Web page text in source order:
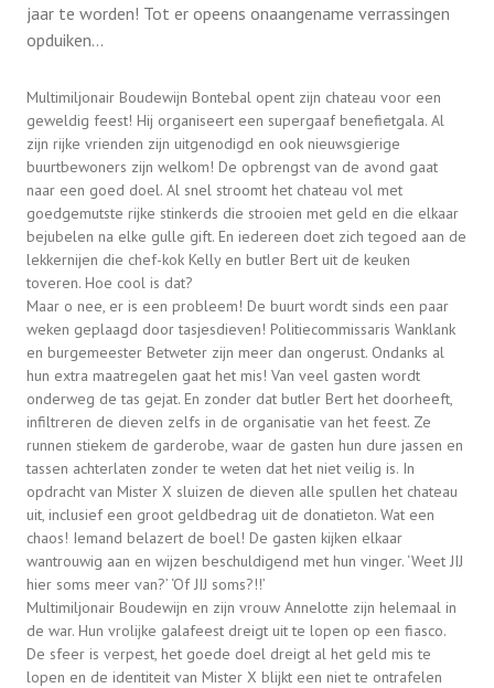
jaar te worden! Tot er opeens onaangename verrassingen
opduiken…
Multimiljonair Boudewijn Bontebal opent zijn chateau voor een
geweldig feest! Hij organiseert een supergaaf benefietgala. Al
zijn rijke vrienden zijn uitgenodigd en ook nieuwsgierige
buurtbewoners zijn welkom! De opbrengst van de avond gaat
naar een goed doel. Al snel stroomt het chateau vol met
goedgemutste rijke stinkerds die strooien met geld en die elkaar
bejubelen na elke gulle gift. En iedereen doet zich tegoed aan de
lekkernijen die chef-kok Kelly en butler Bert uit de keuken
toveren. Hoe cool is dat?
Maar o nee, er is een probleem! De buurt wordt sinds een paar
weken geplaagd door tasjesdieven! Politiecommissaris Wanklank
en burgemeester Betweter zijn meer dan ongerust. Ondanks al
hun extra maatregelen gaat het mis! Van veel gasten wordt
onderweg de tas gejat. En zonder dat butler Bert het doorheeft,
infiltreren de dieven zelfs in de organisatie van het feest. Ze
runnen stiekem de garderobe, waar de gasten hun dure jassen en
tassen achterlaten zonder te weten dat het niet veilig is. In
opdracht van Mister X sluizen de dieven alle spullen het chateau
uit, inclusief een groot geldbedrag uit de donatieton. Wat een
chaos! Iemand belazert de boel! De gasten kijken elkaar
wantrouwig aan en wijzen beschuldigend met hun vinger. ‘Weet JIJ
hier soms meer van?’ ‘Of JIJ soms?!!’
Multimiljonair Boudewijn en zijn vrouw Annelotte zijn helemaal in
de war. Hun vrolijke galafeest dreigt uit te lopen op een fiasco.
De sfeer is verpest, het goede doel dreigt al het geld mis te
lopen en de identiteit van Mister X blijkt een niet te ontrafelen